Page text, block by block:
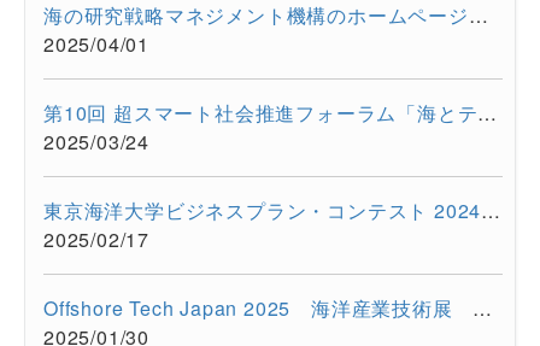
海の研究戦略マネジメント機構のホームページをリニューアルしま...
2025/04/01
第10回 超スマート社会推進フォーラム「海とテクノロジーの融合が...
2025/03/24
東京海洋大学ビジネスプラン・コンテスト 2024を開催しました
2025/02/17
Offshore Tech Japan 2025 海洋産業技術展 ー海洋資源の利活用...
2025/01/30